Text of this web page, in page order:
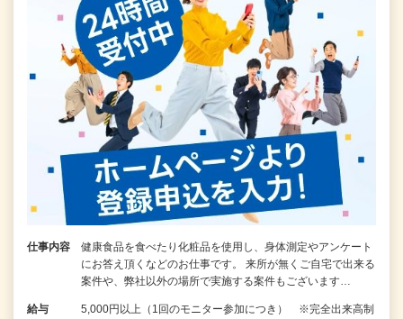
仕事内容
健康食品を食べたり化粧品を使用し、身体測定やアンケート
にお答え頂くなどのお仕事です。 来所が無くご自宅で出来る
案件や、弊社以外の場所で実施する案件もございます…
給与 5,000円以上（1回のモニター参加につき） ※完全出来高制